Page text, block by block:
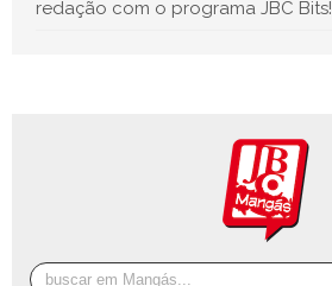
redação com o programa JBC Bits!